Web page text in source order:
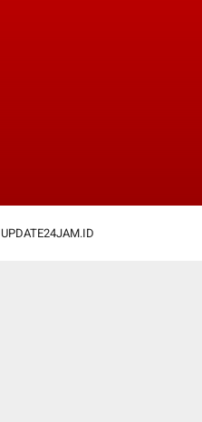
UPDATE24JAM.ID